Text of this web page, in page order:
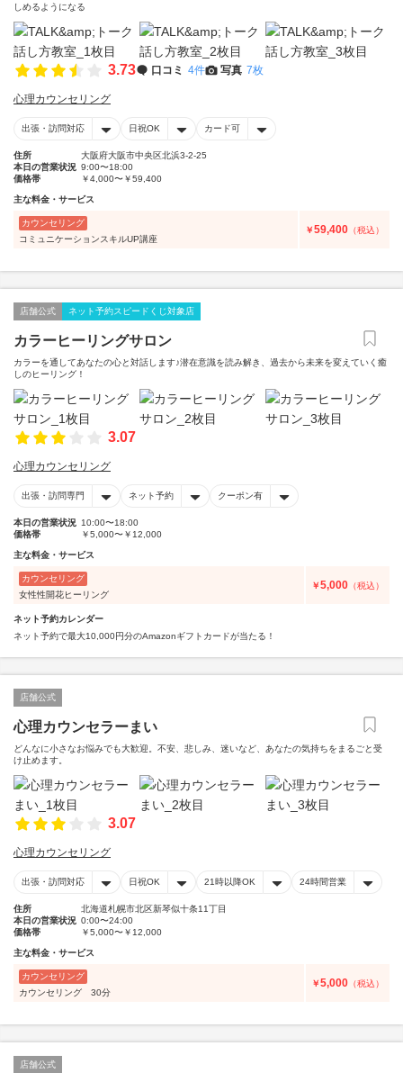
しめるようになる
3.73 口コミ 4件 写真 7枚
心理カウンセリング
出張・訪問対応 日祝OK カード可
住所
大阪府大阪市中央区北浜3-2-25
本日の営業状況 9:00〜18:00
価格帯
￥4,000〜￥59,400
主な料金・サービス
カウンセリング
コミュニケーションスキルUP講座
￥59,400 （税込）
店舗公式 ネット予約スピードくじ対象店
カラーヒーリングサロン
カラーを通してあなたの心と対話します♪潜在意識を読み解き、過去から未来を変えていく癒
しのヒーリング！
3.07
心理カウンセリング
出張・訪問専門 ネット予約 クーポン有
本日の営業状況 10:00〜18:00
価格帯
￥5,000〜￥12,000
主な料金・サービス
カウンセリング
女性性開花ヒーリング
￥5,000 （税込）
ネット予約カレンダー
ネット予約で最大10,000円分のAmazonギフトカードが当たる！
店舗公式
心理カウンセラーまい
どんなに小さなお悩みでも大歓迎。不安、悲しみ、迷いなど、あなたの気持ちをまるごと受
け止めます。
3.07
心理カウンセリング
出張・訪問対応 日祝OK 21時以降OK 24時間営業
住所
北海道札幌市北区新琴似十条11丁目
本日の営業状況 0:00〜24:00
価格帯
￥5,000〜￥12,000
主な料金・サービス
カウンセリング
カウンセリング 30分
￥5,000 （税込）
店舗公式